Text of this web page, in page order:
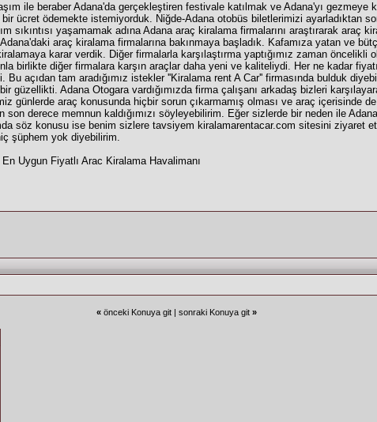
ile beraber Adana'da gerçekleştiren festivale katılmak ve Adana'yı gezmeye
ücret ödemekte istemiyorduk. Niğde-Adana otobüs biletlerimizi ayarladıktan
sıkıntısı yaşamamak adınaAdana araç kiralamafirmalarını araştırarak araç
araç kiralama firmalarına bakınmaya başladık. Kafamıza yatan ve
karar verdik. Diğer firmalarla karşılaştırma yaptığımız zaman öncelikli
birlikte diğer firmalara karşın araçlar daha yeni ve kaliteliydi. Her ne kadar
Bu açıdan tam aradığımız istekler ''Kiralama rent A Car'' firmasında bulduk
güzellikti. Adana Otogara vardığımızda firma çalışanı arkadaş bizleri
günlerde araç konusunda hiçbir sorun çıkarmamış olması ve araç içerisinde
son derece memnun kaldığımızı söyleyebilirim. Eğer sizlerde bir neden ile
söz konusu ise benim sizlere tavsiyem kiralamarentacar.com sitesini ziyaret
şüphem yok diyebilirim.
Uygun Fiyatlı Arac Kiralama Havalimanı
« önceki Konuya git| sonraki Konuya git »